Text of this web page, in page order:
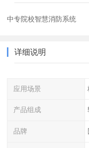
中专院校智慧消防系统
详细说明
应用场景
产品组成
品牌